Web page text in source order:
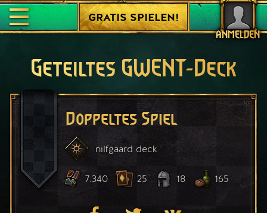
ANMELDEN
GRATIS SPIELEN!
Geteiltes GWENT-Deck
Doppeltes Spiel
nilfgaard deck
7.340 25 18 165